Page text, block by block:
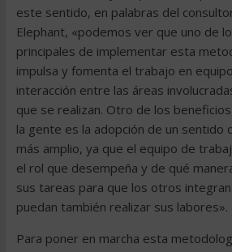
este sentido, en palabras del
Elephant, «podemos ver que uno de
principales de implementar esta
impulsa y fomenta el trabajo en
interacción entre las áreas
que se realizan. Otro de los
la gente es la adopción de un sentido
más amplio, ya que el equipo de
el rol que desempeña y de qué
sus tareas para que los otros
puedan también realizar sus labores».
Para poner en marcha esta